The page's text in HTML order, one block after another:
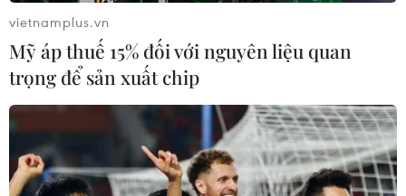
vietnamplus.vn
Mỹ áp thuế 15% đối với nguyên liệu quan
trọng để sản xuất chip